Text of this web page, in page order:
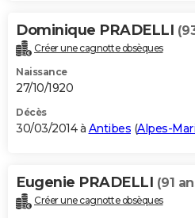
Dominique PRADELLI
Créer une cagnotte obsèques
Naissance
27/10/1920
Décès
30/03/2014 à Antibes (Alpes-
Eugenie PRADELLI (91
Créer une cagnotte obsèques